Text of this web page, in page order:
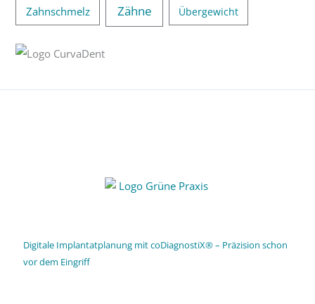
Zahnschmelz Zähne Übergewicht
Digitale Implantatplanung mit coDiagnostiX® – Präzision schon
vor dem Eingriff